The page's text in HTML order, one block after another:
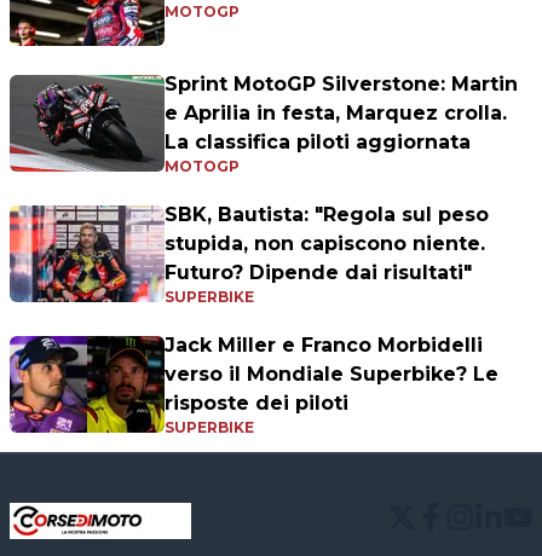
MOTOGP
Sprint MotoGP Silverstone: Martin
e Aprilia in festa, Marquez crolla.
La classifica piloti aggiornata
MOTOGP
SBK, Bautista: "Regola sul peso
stupida, non capiscono niente.
Futuro? Dipende dai risultati"
SUPERBIKE
Jack Miller e Franco Morbidelli
verso il Mondiale Superbike? Le
risposte dei piloti
SUPERBIKE